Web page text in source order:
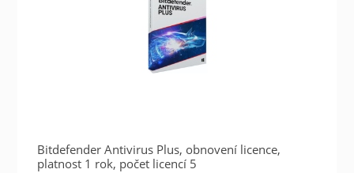
Bitdefender Antivirus Plus, obnovení licence,
platnost 1 rok, počet licencí 5